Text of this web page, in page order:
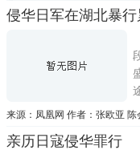
侵华日军在湖北暴
来源：凤凰网 作者：张欧亚 陈
亲历日寇侵华罪行